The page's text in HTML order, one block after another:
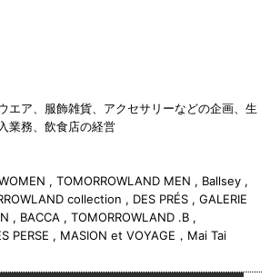
エア、服飾雑貨、アクセサリーなどの企画、生
業務、飲食店の経営
, TOMORROWLAND MEN , Ballsey ,
collection , DES PRÉS , GALERIE
, BACCA , TOMORROWLAND .B ,
PERSE , MASION et VOYAGE，Mai Tai